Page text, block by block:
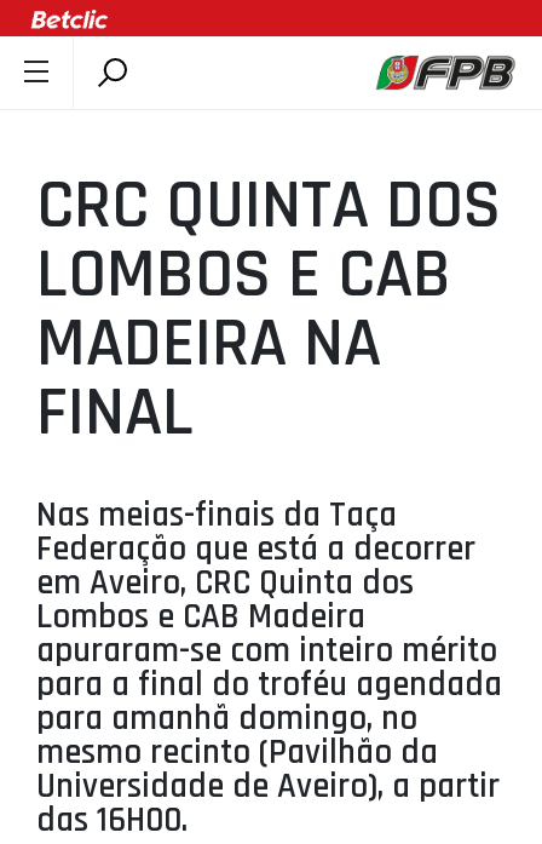
ÚLTIMAS
COMPETIÇÕES
ASSOCIAÇÕES
CLUBES
AGENTES
AGENDA
MINIBASQUETE
ÁREA TÉCNICA
PROJETOS
LIGA BETCLIC MASCULINA
LIGA BETCLIC FEMININA
CRC QUINTA DOS
LOMBOS E CAB
MADEIRA NA
FINAL
Nas meias-finais da Taça
Federação que está a decorrer
em Aveiro, CRC Quinta dos
Lombos e CAB Madeira
apuraram-se com inteiro mérito
para a final do troféu agendada
para amanhã domingo, no
mesmo recinto (Pavilhão da
Universidade de Aveiro), a partir
das 16H00.